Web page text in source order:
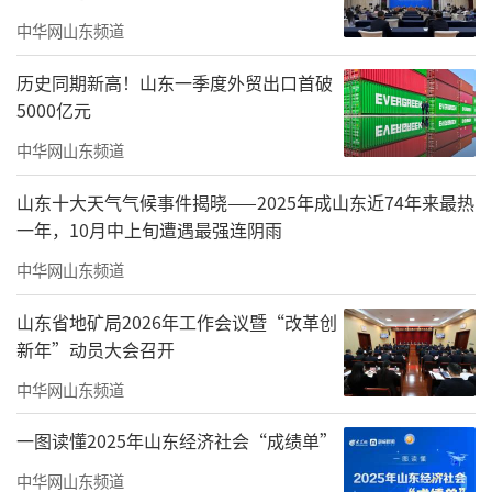
3月6日，德州市举办“实干开新局巾帼建新功”纪念“三八”国际
德州市委常委、统战部部长，德州高新区
党工委书记、管委会主任张志华致辞。他指
中华网山东频道
历史同期新高！山东一季度外贸出口首破
5000亿元
中华网山东频道
山东十大天气气候事件揭晓——2025年成山东近74年来最热
一年，10月中上旬遭遇最强连阴雨
中华网山东频道
山东省地矿局2026年工作会议暨“改革创
新年”动员大会召开
中华网山东频道
一图读懂2025年山东经济社会“成绩单”
中华网山东频道